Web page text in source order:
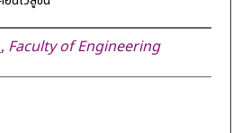
, Faculty of Engineering